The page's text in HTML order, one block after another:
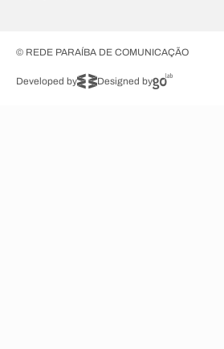
© REDE PARAÍBA DE COMUNICAÇÃO
Developed by Designed by